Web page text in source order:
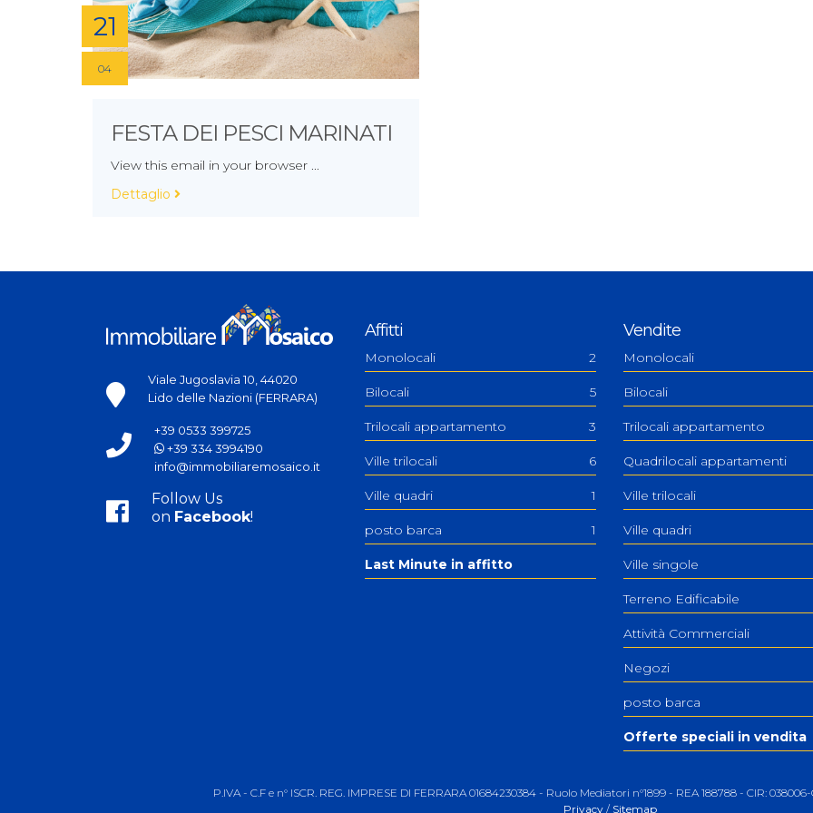
21
04
FESTA DEI PESCI MARINATI
View this email in your browser ...
Dettaglio
Viale Jugoslavia 10, 44020
Lido delle Nazioni (FERRARA)
+39 0533 399725
+39 334 3994190
info@immobiliaremosaico.it
Follow Us
on Facebook!
Affitti
Monolocali 2
Bilocali 5
Trilocali appartamento 3
Ville trilocali 6
Ville quadri 1
posto barca 1
Last Minute in affitto
Vendite
Monolocali
Bilocali
Trilocali appartamento
Quadrilocali appartamenti
Ville trilocali
Ville quadri
Ville singole
Terreno Edificabile
Attività Commerciali
Negozi
posto barca
Offerte speciali in vendita
P.IVA - C.F e n° ISCR. REG. IMPRESE DI FERRARA 01684230384 - Ruolo Mediatori n°1899 - REA 188788 - CIR:
Privacy/ Sitemap